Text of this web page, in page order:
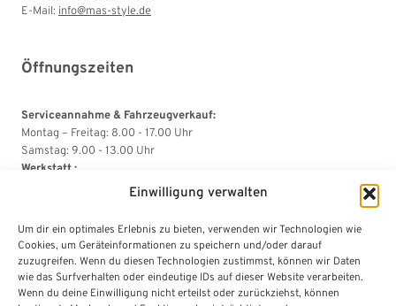
Einwilligung verwalten
Um dir ein optimales Erlebnis zu bieten, verwenden wir Technologien wie
Cookies, um Geräteinformationen zu speichern und/oder darauf
zuzugreifen. Wenn du diesen Technologien zustimmst, können wir Daten
wie das Surfverhalten oder eindeutige IDs auf dieser Website verarbeiten.
Wenn du deine Einwilligung nicht erteilst oder zurückziehst, können
E-Mail: info@mas-style.de
Öffnungszeiten
Serviceannahme & Fahrzeugverkauf:
Montag – Freitag: 8.00 - 17.00 Uhr
Samstag: 9.00 - 13.00 Uhr
Werkstatt :
Montag – Donnerstag: 08.00 - 16.45 Uhr
Rechtliches